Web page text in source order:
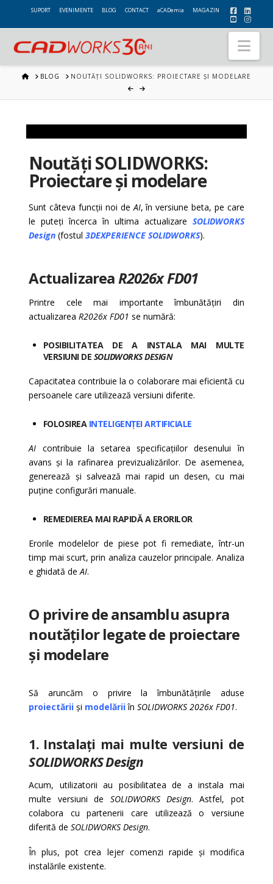
SUPORT EVENIMENTE BLOG CONTACT aCADemia MAGAZIN
HOMEBLOG NOUTĂȚI SOLIDWORKS: PROIECTARE ȘI MODELARE
Noutăți SOLIDWORKS:
Proiectare și modelare
Sunt câteva funcții noi deAI, în versiune beta, pe care
le puteți încerca în ultima actualizare SOLIDWORKS
Design (fostul3DEXPERIENCE SOLIDWORKS).
ActualizareaR2026x FD01
Printre cele mai importante îmbunătățiri din
actualizareaR2026x FD01se numără:
POSIBILITATEA DE A INSTALA MAI MULTE
VERSIUNI DE SOLIDWORKS DESIGN
Capacitatea contribuie la o colaborare mai eficientă cu
persoanele care utilizează versiuni diferite.
FOLOSIREA INTELIGENȚEI ARTIFICIALE
AI contribuie la setarea specificațiilor desenului în
avans și la rafinarea previzualizărilor. De asemenea,
generează și salvează mai rapid un desen, cu mai
puține configurări manuale.
REMEDIEREA MAI RAPIDĂ A ERORILOR
Erorile modelelor de piese pot fi remediate, într-un
timp mai scurt, prin analiza cauzelor principale. Analiza
e ghidată deAI.
O privire de ansamblu asupra
noutăților legate de proiectare
și modelare
Să aruncăm o privire la îmbunătățirile aduse
proiectării și modelării înSOLIDWORKS 2026x FD01.
1. Instalați mai multe versiuni de
SOLIDWORKS Design
Acum, utilizatorii au posibilitatea de a instala mai
multe versiuni de SOLIDWORKS Design. Astfel, pot
colabora cu partenerii care utilizează o versiune
diferită deSOLIDWORKS Design.
În plus, pot crea lejer comenzi rapide și modifica
instalările existente.